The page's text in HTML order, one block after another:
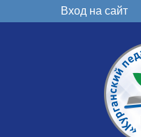
Вход на сайт